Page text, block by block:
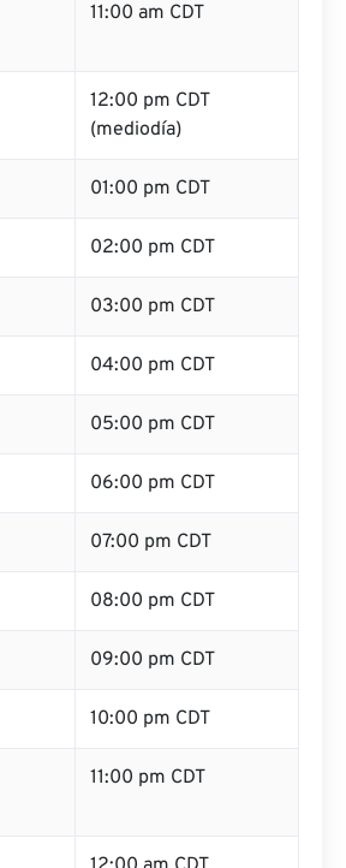
11:00 am CDT
12:00 pm CDT
(mediodía)
01:00 pm CDT
02:00 pm CDT
03:00 pm CDT
04:00 pm CDT
05:00 pm CDT
06:00 pm CDT
07:00 pm CDT
08:00 pm CDT
09:00 pm CDT
10:00 pm CDT
11:00 pm CDT